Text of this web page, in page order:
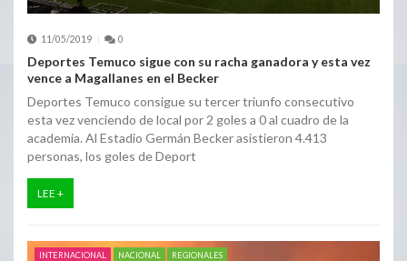
11/05/2019 0
Deportes Temuco sigue con su racha ganadora y esta vez
vence a Magallanes en el Becker
Deportes Temuco consigue su tercer triunfo consecutivo
esta vez venciendo de local por 2 goles a 0 al cuadro de la
academia. Al Estadio Germán Becker asistieron 4.413
personas, los goles de Deport
LEE +
INTERNACIONAL NACIONAL REGIONALES